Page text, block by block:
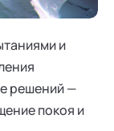
и
решений —
покоя и